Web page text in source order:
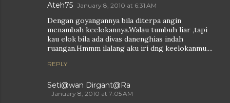
Ateh75 January 8, 2010 at 6:31 AM
Dengan goyangannya bila diterpa angin
menambah keelokannya.Walau tumbuh liar ,tapi
kau elok bila ada divas danenghias indah
ruangan.Hmmm ilalang aku iri dng keelokanmu....
REPLY
Seti@wan Dirgant@Ra
January 8, 2010 at 7:05 AM